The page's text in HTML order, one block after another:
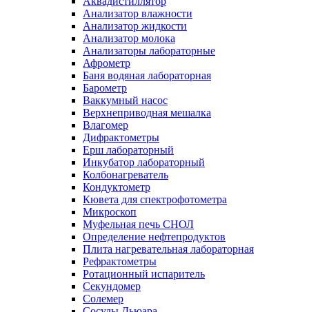
Анализатор влажности
Анализатор жидкости
Анализатор молока
Анализаторы лабораторные
Афрометр
Баня водяная лабораторная
Барометр
Ваккумный насос
Верхнеприводная мешалка
Влагомер
Дифрактометры
Ерш лабораторный
Инкубатор лабораторный
Колбонагреватель
Кондуктометр
Кювета для спектрофотометра
Микроскоп
Муфельная печь СНОЛ
Определение нефтепродуктов
Плита нагревательная лабораторная
Рефрактометры
Ротационный испаритель
Секундомер
Солемер